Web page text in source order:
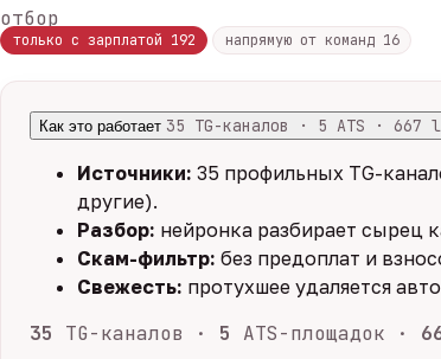
отбор
только с зарплатой 192 напрямую от команд 16
Как это работает 35 TG-каналов · 5 ATS · 667
Источники: 35 профильных TG-
другие).
Разбор: нейронка разбирает сырец
Скам-фильтр: без предоплат и
Свежесть: протухшее удаляется
35 TG-каналов · 5 ATS-площадок ·